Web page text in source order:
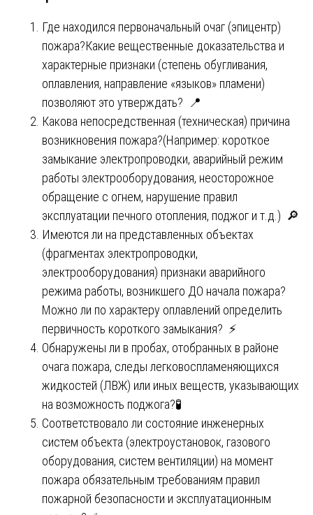
Где находился первоначальный очаг (эпицентр)
пожара?Какие вещественные доказательства и
характерные признаки (степень обугливания,
оплавления, направление «языков» пламени)
позволяют это утверждать? 📍
Какова непосредственная (техническая) причина
возникновения пожара?(Например: короткое
замыкание электропроводки, аварийный режим
работы электрооборудования, неосторожное
обращение с огнем, нарушение правил
эксплуатации печного отопления, поджог и т.д.) 🔎
Имеются ли на представленных объектах
(фрагментах электропроводки,
электрооборудования) признаки аварийного
режима работы, возникшего ДО начала пожара?
Можно ли по характеру оплавлений определить
первичность короткого замыкания? ⚡
Обнаружены ли в пробах, отобранных в районе
очага пожара, следы легковоспламеняющихся
жидкостей (ЛВЖ) или иных веществ, указывающих
на возможность поджога?🧪
Соответствовало ли состояние инженерных
систем объекта (электроустановок, газового
оборудования, систем вентиляции) на момент
пожара обязательным требованиям правил
пожарной безопасности и эксплуатационным